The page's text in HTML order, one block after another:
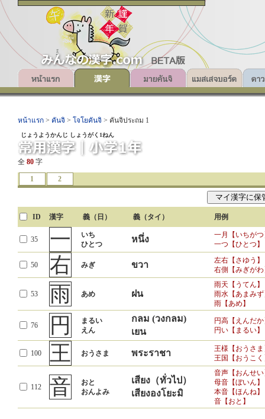
หน้าแรก > คันจิ > โจโยคันจิ > คันจิประถม 1
じょうようかんじ しょうがく1ねん
全 80 字
1 2
ID 漢字 義（日） 義（タイ） 用例
35 一
いち
ひとつ
หนึ่ง
一月【いちが
一つ【ひとつ】
50 右 みぎ ขวา
左右【さゆう】
右側【みぎが
53 雨 あめ ฝน
雨天【うてん】
雨水【あまみ
雨【あめ】
76 円
まるい
えん
กลม (วงกลม)
เยน
円高【えんだ
円い【まるい】
100 王 おうさま พระราชา
王様【おうさ
王国【おうこ
112 音
おと
おんよみ
เสียง（ทั่วไป）
เสียงองโยะมิ
音声【おんせ
母音【ぼいん】
本音【ほんね】
音【おと】
ID 漢字 義（日） 義（タイ） 用例
1123 早
はやい
（じかん）
เร็ว (เวลา)
早朝【そうき】
早速【さっそ
早い【はやい】
草
薬草【やくそ
草【くさ】
足
遠足【えんそ
足首【あしく
足りる【たり
1168 村 むら หมู่บ้าน
隣村【りんそ
村【むら】
1195 大 おおきい ใหญ่
大会【たいか
大きい【おお
1232 男 おとこ ผู้ชาย
男女【だんじ
男性【だんせ
長男【ちょう